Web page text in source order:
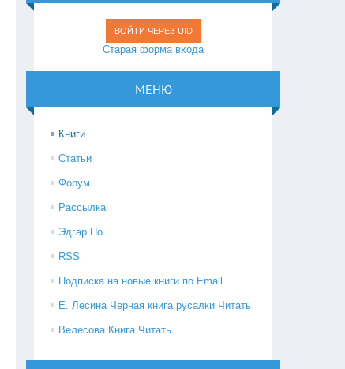
ВОЙТИ ЧЕРЕЗ UID
Старая форма входа
МЕНЮ
Книги
Статьи
Форум
Рассылка
Эдгар По
RSS
Подписка на новые книги по Email
Е. Лесина Черная книга русалки Читать
Велесова Книга Читать